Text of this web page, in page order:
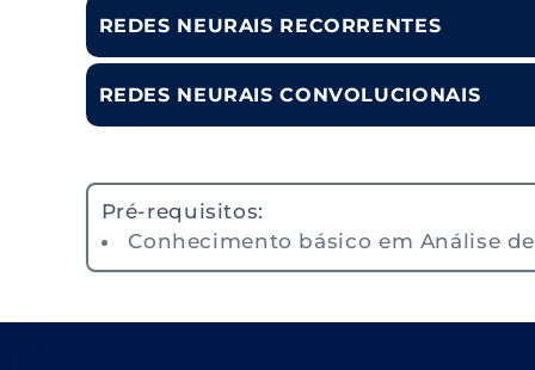
REDES NEURAIS RECORRENTES
REDES NEURAIS CONVOLUCIONAIS
Pré-requisitos:
Conhecimento básico em Análise